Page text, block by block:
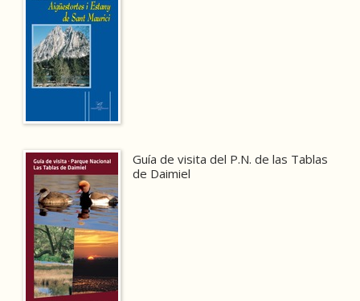
Guía de visita del P.N. de las Tablas
de Daimiel